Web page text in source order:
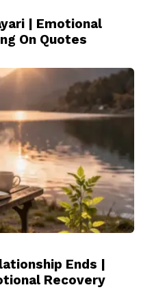
| Emotional
On Quotes
Ends |
Recovery